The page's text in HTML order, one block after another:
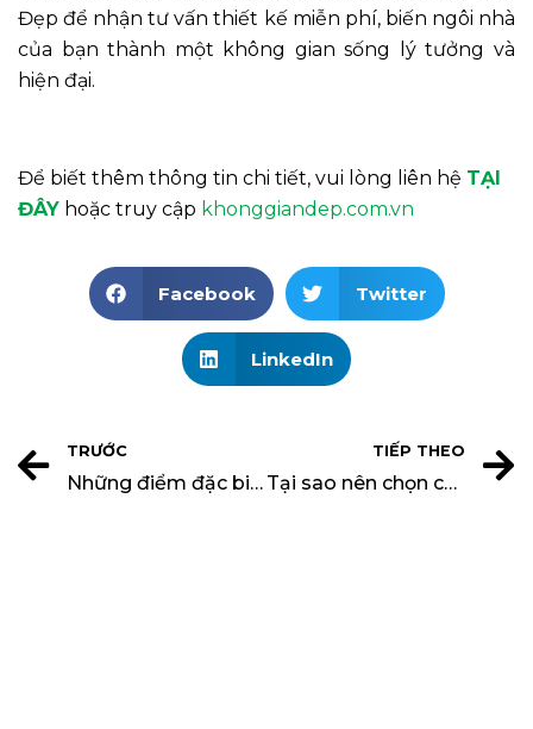
Đẹp để nhận tư vấn thiết kế miễn phí, biến ngôi nhà
của bạn thành một không gian sống lý tưởng và
hiện đại.
Để biết thêm thông tin chi tiết, vui lòng liên hệ TẠI
ĐÂY hoặc truy cập khonggiandep.com.vn
Facebook Twitter
LinkedIn
TRƯỚC
Những điểm đặc biệt trong thiết kế biệt thự tân cổ điển 2024
TIẾP THEO
Tại sao nên chọn công ty thiết kế nội thất tại TPHCM ?